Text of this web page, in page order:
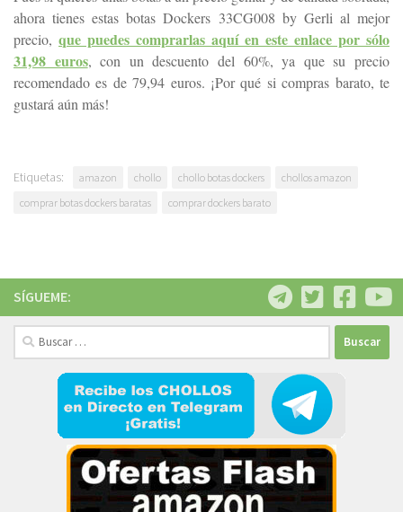
ahora tienes estas botas Dockers 33CG008 by Gerli al mejor
precio, que puedes comprarlas aquí en este enlace por sólo
31,98 euros, con un descuento del 60%, ya que su precio
recomendado es de 79,94 euros. ¡Por qué si compras barato, te
gustará aún más!
Etiquetas: amazon chollo chollo botas dockers
chollos amazon
comprar botas dockers baratas
comprar dockers barato
SÍGUEME:
Buscar: